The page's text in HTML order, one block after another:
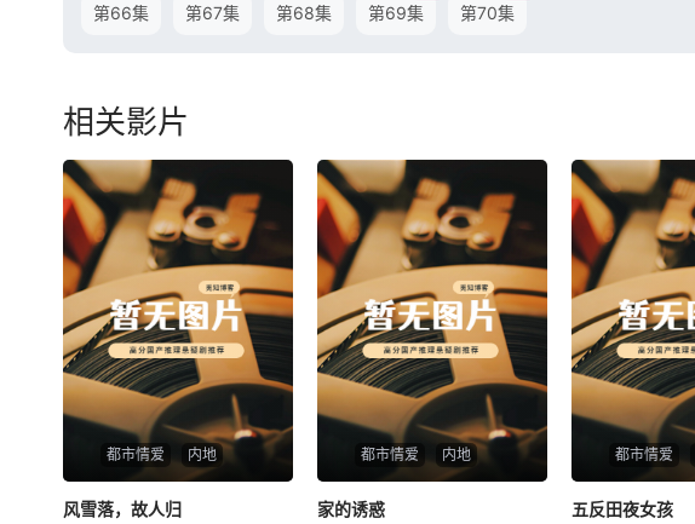
第66集 第67集 第68集 第69集 第70集
相关影片
都市情爱 内地
风雪落，故人归
风雪落，故人归
都市情爱 内地
家的诱惑
家的诱惑
都市情爱
五反田夜女孩
五反田夜女孩